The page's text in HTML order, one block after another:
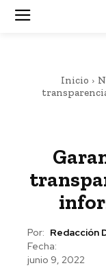
Inicio
Por: Redacción
Fecha:
junio 9, 2022